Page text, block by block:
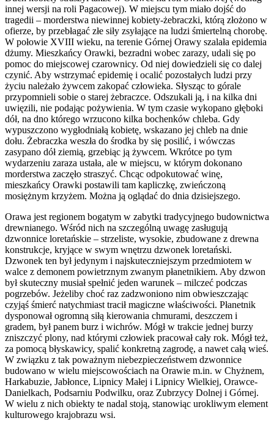
innej wersji na roli Pagacowej). W miejscu tym miało dojść do
tragedii – morderstwa niewinnej kobiety-żebraczki, którą złożono w
ofierze, by przebłagać złe siły zsyłające na ludzi śmiertelną chorobę.
W połowie XVIII wieku, na terenie Górnej Orawy szalała epidemia
dżumy. Mieszkańcy Orawki, bezradni wobec zarazy, udali się po
pomoc do miejscowej czarownicy. Od niej dowiedzieli się co dalej
czynić. Aby wstrzymać epidemię i ocalić pozostałych ludzi przy
życiu należało żywcem zakopać człowieka. Słysząc to górale
przypomnieli sobie o starej żebraczce. Odszukali ją, i na kilka dni
uwięzili, nie podając pożywienia. W tym czasie wykopano głęboki
dół, na dno którego wrzucono kilka bochenków chleba. Gdy
wypuszczono wygłodniałą kobietę, wskazano jej chleb na dnie
dołu. Żebraczka weszła do środka by się posilić, i wówczas
zasypano dół ziemią, grzebiąc ją żywcem. Wkrótce po tym
wydarzeniu zaraza ustała, ale w miejscu, w którym dokonano
morderstwa zaczęło straszyć. Chcąc odpokutować winę,
mieszkańcy Orawki postawili tam kapliczkę, zwieńczoną
mosiężnym krzyżem. Można ją oglądać do dnia dzisiejszego.
Orawa jest regionem bogatym w zabytki tradycyjnego budownictwa
drewnianego. Wśród nich na szczególną uwagę zasługują
dzwonnice loretańskie – strzeliste, wysokie, zbudowane z drewna
konstrukcje, kryjące w swym wnętrzu dzwonek loretański.
Dzwonek ten był jedynym i najskuteczniejszym przedmiotem w
walce z demonem powietrznym zwanym płanetnikiem. Aby dzwon
był skuteczny musiał spełnić jeden warunek – milczeć podczas
pogrzebów. Jeżeliby choć raz zadzwoniono nim obwieszczając
czyjąś śmierć natychmiast tracił magiczne właściwości. Płanetnik
dysponował ogromną siłą kierowania chmurami, deszczem i
gradem, był panem burz i wichrów. Mógł w trakcie jednej burzy
zniszczyć plony, nad którymi człowiek pracował cały rok. Mógł też,
za pomocą błyskawicy, spalić konkretną zagrodę, a nawet całą wieś.
W związku z tak poważnym niebezpieczeństwem dzwonnice
budowano w wielu miejscowościach na Orawie m.in. w Chyżnem,
Harkabuzie, Jabłonce, Lipnicy Małej i Lipnicy Wielkiej, Orawce-
Danielkach, Podsarniu Podwilku, oraz Zubrzycy Dolnej i Górnej.
W wielu z nich obiekty te nadal stoją, stanowiąc urokliwym element
kulturowego krajobrazu wsi.